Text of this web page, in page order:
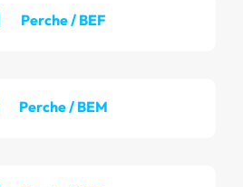
Perche / BEF
Perche / BEM